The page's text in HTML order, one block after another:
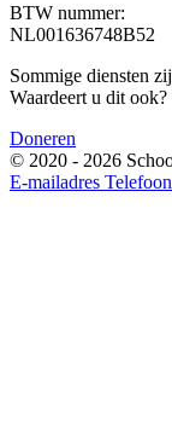
BTW nummer:
NL001636748B52
Sommige diensten
Waardeert u dit
Doneren
© 2020 - 2026
E-mailadres